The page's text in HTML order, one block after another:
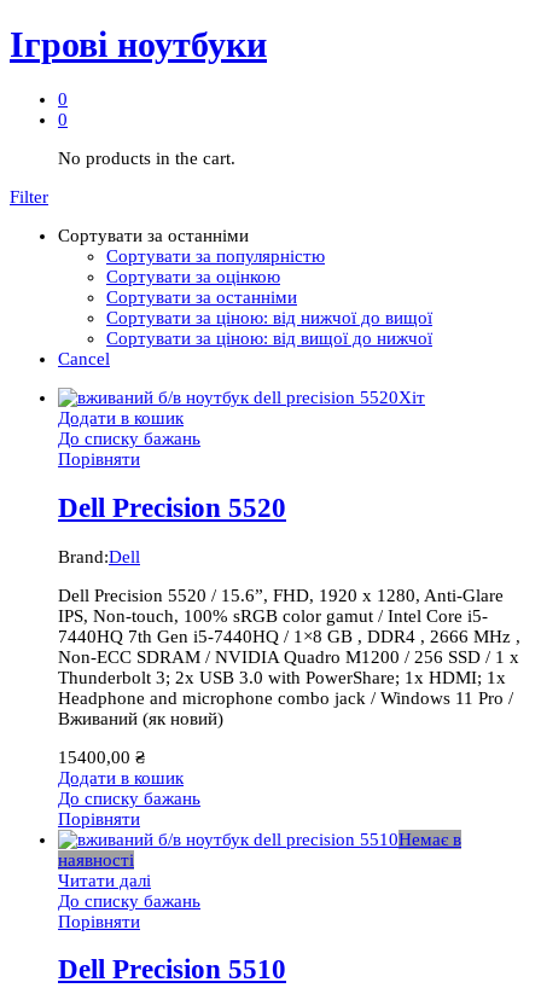
Ігрові ноутбуки
0
0
No products in the cart.
Filter
Сортувати за останніми
Сортувати за популярністю
Сортувати за оцінкою
Сортувати за останніми
Сортувати за ціною: від нижчої до вищої
Сортувати за ціною: від вищої до нижчої
Cancel
Хіт
Додати в кошик
До списку бажань
Порівняти
Dell Precision 5520
Brand:Dell
Dell Precision 5520 / 15.6”, FHD, 1920 x 1280, Anti-Glare
IPS, Non-touch, 100% sRGB color gamut / Intel Core i5-
7440HQ 7th Gen i5-7440HQ / 1×8 GB , DDR4 , 2666 MHz ,
Non-ECC SDRAM / NVIDIA Quadro M1200 / 256 SSD / 1 x
Thunderbolt 3; 2x USB 3.0 with PowerShare; 1x HDMI; 1x
Headphone and microphone combo jack / Windows 11 Pro /
Вживаний (як новий)
15400,00 ₴
Додати в кошик
До списку бажань
Порівняти
Немає в
наявності
Читати далі
До списку бажань
Порівняти
Dell Precision 5510